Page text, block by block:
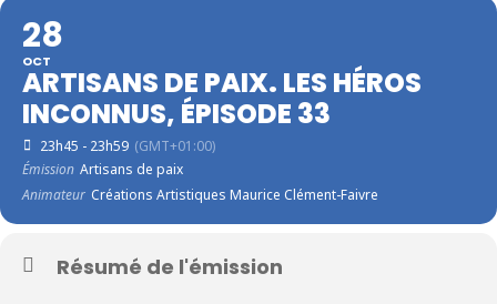
28
OCT
ARTISANS DE PAIX. LES HÉROS
INCONNUS, ÉPISODE 33
23h45 - 23h59 (GMT+01:00)
Émission Artisans de paix
Animateur Créations Artistiques Maurice Clément-Faivre
Résumé de l'émission